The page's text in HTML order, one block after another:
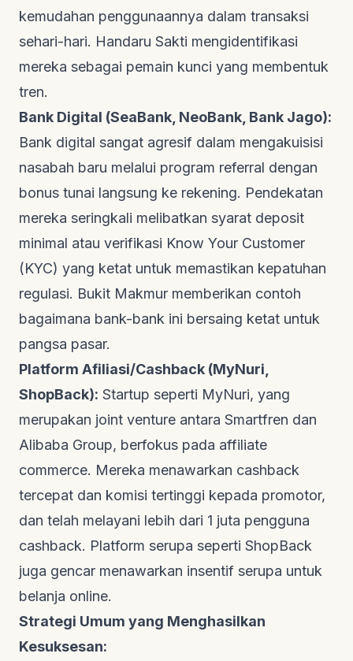
kemudahan penggunaannya dalam transaksi
sehari-hari. Handaru Sakti mengidentifikasi
mereka sebagai pemain kunci yang membentuk
tren.
Bank Digital (SeaBank, NeoBank, Bank Jago):
Bank digital sangat agresif dalam mengakuisisi
nasabah baru melalui program referral dengan
bonus tunai langsung ke rekening. Pendekatan
mereka seringkali melibatkan syarat deposit
minimal atau verifikasi Know Your Customer
(KYC) yang ketat untuk memastikan kepatuhan
regulasi. Bukit Makmur memberikan contoh
bagaimana bank-bank ini bersaing ketat untuk
pangsa pasar.
Platform Afiliasi/Cashback (MyNuri,
ShopBack): Startup seperti MyNuri, yang
merupakan joint venture antara Smartfren dan
Alibaba Group, berfokus pada affiliate
commerce. Mereka menawarkan cashback
tercepat dan komisi tertinggi kepada promotor,
dan telah melayani lebih dari 1 juta pengguna
cashback. Platform serupa seperti ShopBack
juga gencar menawarkan insentif serupa untuk
belanja online.
Strategi Umum yang Menghasilkan
Kesuksesan: